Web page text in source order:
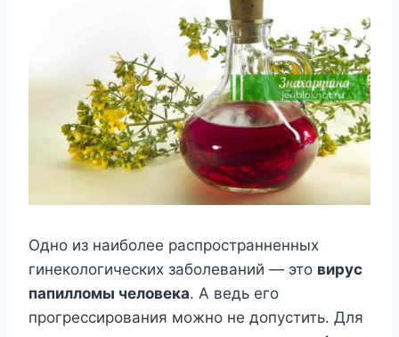
Одно из наиболее распространненных
гинекологических заболеваний — это вирус
папилломы человека. А ведь его
прогрессирования можно не допустить. Для